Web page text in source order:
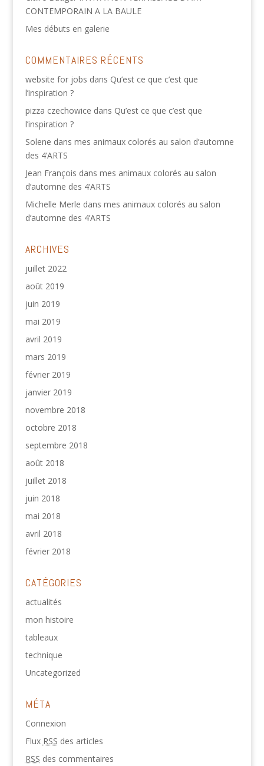
CONTEMPORAIN A LA BAULE
Mes débuts en galerie
COMMENTAIRES RÉCENTS
website for jobs dans Qu’est ce que c’est que
l’inspiration ?
pizza czechowice dans Qu’est ce que c’est que
l’inspiration ?
Solene dans mes animaux colorés au salon d’automne
des 4’ARTS
Jean François dans mes animaux colorés au salon
d’automne des 4’ARTS
Michelle Merle dans mes animaux colorés au salon
d’automne des 4’ARTS
ARCHIVES
juillet 2022
août 2019
juin 2019
mai 2019
avril 2019
mars 2019
février 2019
janvier 2019
novembre 2018
octobre 2018
septembre 2018
août 2018
juillet 2018
juin 2018
mai 2018
avril 2018
février 2018
CATÉGORIES
actualités
mon histoire
tableaux
technique
Uncategorized
MÉTA
Connexion
Flux RSS des articles
RSS des commentaires